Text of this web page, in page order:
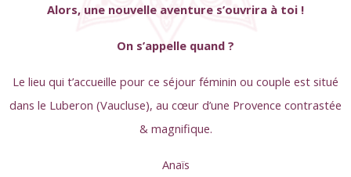
Alors, une nouvelle aventure s’ouvrira à toi !
On s’appelle quand ?
Le lieu qui t’accueille pour ce séjour féminin ou couple est situé
dans le Luberon (Vaucluse), au cœur d’une Provence contrastée
& magnifique.
Anaïs